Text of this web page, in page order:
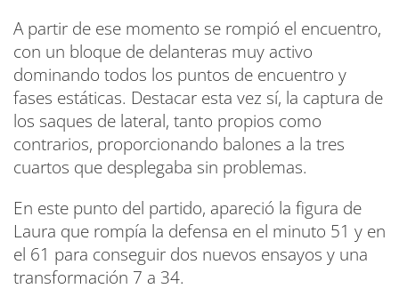
A partir de ese momento se rompió el encuentro,
con un bloque de delanteras muy activo
dominando todos los puntos de encuentro y
fases estáticas. Destacar esta vez sí, la captura de
los saques de lateral, tanto propios como
contrarios, proporcionando balones a la tres
cuartos que desplegaba sin problemas.
En este punto del partido, apareció la figura de
Laura que rompía la defensa en el minuto 51 y en
el 61 para conseguir dos nuevos ensayos y una
transformación 7 a 34.